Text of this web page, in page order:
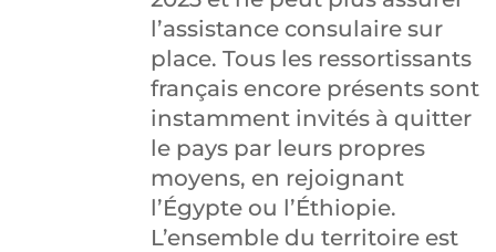
l’assistance consulaire sur
place. Tous les ressortissants
français encore présents sont
instamment invités à quitter
le pays par leurs propres
moyens, en rejoignant
l’Égypte ou l’Éthiopie.
L’ensemble du territoire est